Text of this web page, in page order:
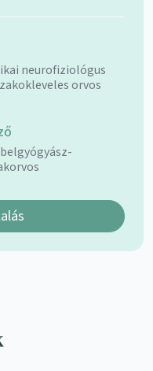
neurofiziológus
orvos